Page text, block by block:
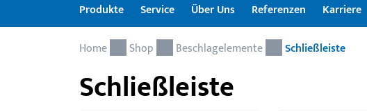
Produkte
Produkte
Fenstertechnik
Service
Service
Serviceleistungen im Überblick
Über Uns
Über Uns
News
Referenzen
Referenzen
Karriere
Karriere
Arbeitgebermarke
Kontakt
Kontaktformular
Drehkipp-Systemcheck
Home Shop Beschlagelemente Schließleiste
Schließleiste